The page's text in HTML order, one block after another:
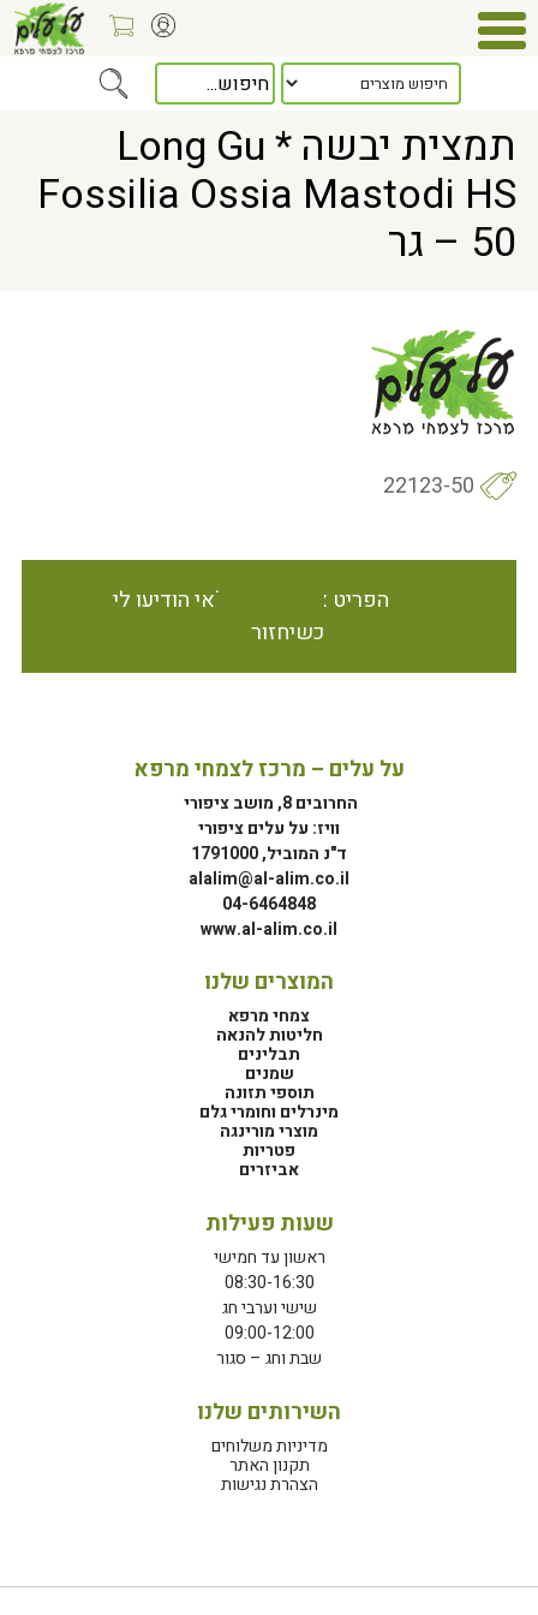
> תמצית יבשה * Long Gu Fossilia Ossia Mastodi HS – 50 גר
תמצית יבשה * Long Gu
Fossilia Ossia Mastodi HS
– 50 גר
22123-50
הפריט אינו זמין במלאי הודיעו לי
כשיחזור
על עלים – מרכז לצמחי מרפא
החרובים 8, מושב ציפורי
וויז: על עלים ציפורי
ד"נ המוביל, 1791000
alalim@al-alim.co.il
04-6464848
www.al-alim.co.il
המוצרים שלנו
צמחי מרפא
חליטות להנאה
תבלינים
שמנים
תוספי תזונה
מינרלים וחומרי גלם
מוצרי מורינגה
פטריות
אביזרים
שעות פעילות
ראשון עד חמישי
08:30-16:30
שישי וערבי חג
09:00-12:00
שבת וחג – סגור
השירותים שלנו
מדיניות משלוחים
תקנון האתר
הצהרת נגישות